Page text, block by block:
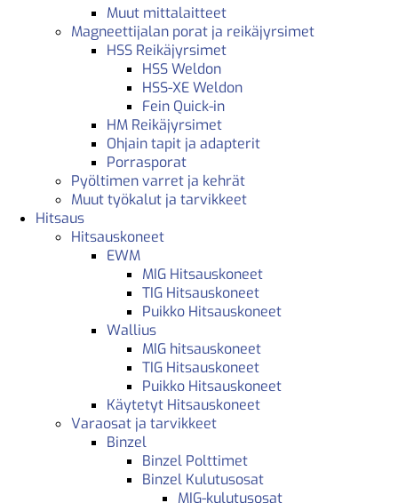
Muut mittalaitteet
Magneettijalan porat ja reikäjyrsimet
HSS Reikäjyrsimet
HSS Weldon
HSS-XE Weldon
Fein Quick-in
HM Reikäjyrsimet
Ohjain tapit ja adapterit
Porrasporat
Pyöltimen varret ja kehrät
Muut työkalut ja tarvikkeet
Hitsaus
Hitsauskoneet
EWM
MIG Hitsauskoneet
TIG Hitsauskoneet
Puikko Hitsauskoneet
Wallius
MIG hitsauskoneet
TIG Hitsauskoneet
Puikko Hitsauskoneet
Käytetyt Hitsauskoneet
Varaosat ja tarvikkeet
Binzel
Binzel Polttimet
Binzel Kulutusosat
MIG-kulutusosat